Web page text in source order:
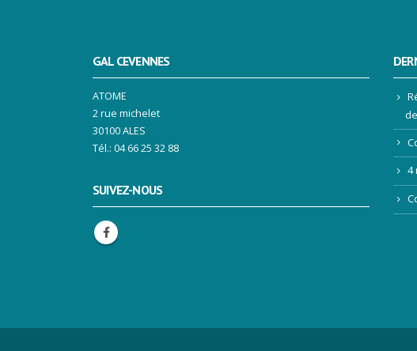
GAL CEVENNES
ATOME
2 rue michelet
30100 ALES
Tél.: 04 66 25 32 88
SUIVEZ-NOUS
4